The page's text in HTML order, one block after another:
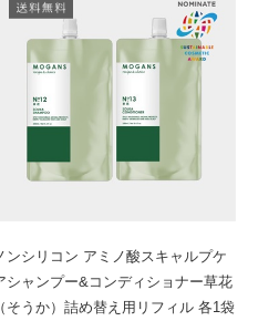
ンシリコン アミノ酸スキャルプケ
シャンプー&コンディショナー草花
（そうか）詰め替え用リフィル 各1袋